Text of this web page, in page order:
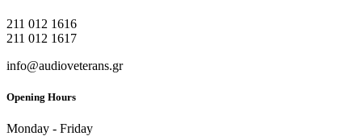
211 012 1616
211 012 1617
info@audioveterans.gr
Opening Hours
Monday - Friday